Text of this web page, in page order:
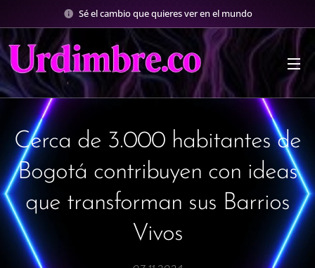
Sé el cambio que quieres ver en el mundo
Cerca de 3.000 habitantes de
Bogotá contribuyen con ideas
que transforman sus Barrios
Vivos